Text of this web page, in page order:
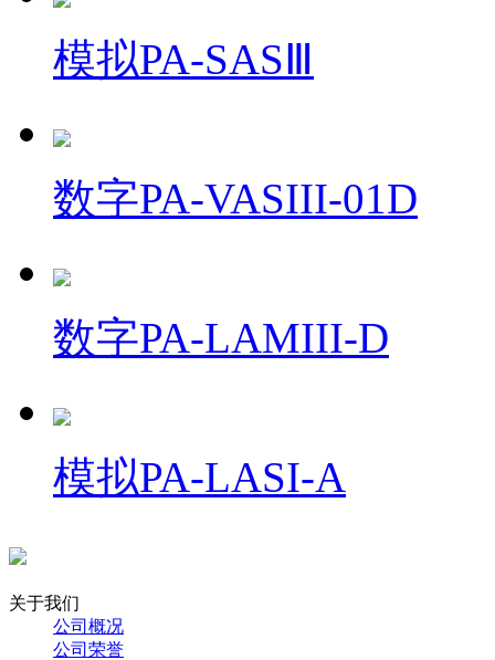
模拟PA-SASⅢ
数字PA-VASIII-01D
数字PA-LAMIII-D
模拟PA-LASI-A
关于我们
公司概况
公司荣誉